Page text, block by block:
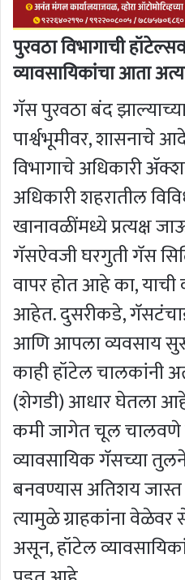
पुरवठा विभागाची
व्यावसायिकांचा आता
गॅस पुरवठा बंद
पार्श्वभूमीवर, शासनाचे
विभागाचे अधिकारी
अधिकारी शहरातील
खानावळींमध्ये प्रत्यक्ष
गॅसऐवजी घरगुती गॅस
वापर होत आहे का,
आहेत. दुसरीकडे,
आणि आपला व्यवसाय
काही हॉटेल चालकांनी
(शेगडी) आधार घेतला आहे.
कमी जागेत चूल चालवणे
व्यावसायिक गॅसच्या
बनवण्यास अतिशय
त्यामुळे ग्राहकांना
असून, हॉटेल